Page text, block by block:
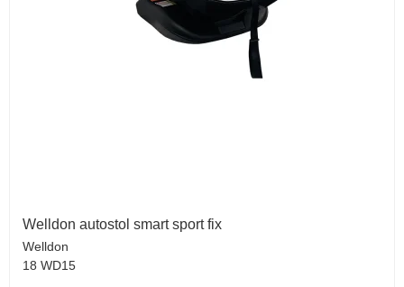
Welldon autostol smart sport fix
Welldon
18 WD15